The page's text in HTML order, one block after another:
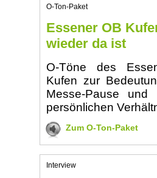
O-Ton-Paket
Essener OB
wieder da ist
O-Töne des
Kufen zur
Messe-Pause
persönlichen
Zum O-Ton-Paket
Interview